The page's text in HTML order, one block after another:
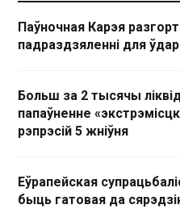
Паўночная Карэя
падраздзяленні для
Больш за 2 тысячы
папаўненне
рэпрэсій 5 жніўня
Еўрапейская
быць гатовая да